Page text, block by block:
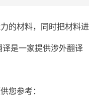
的材料，同时把材料进
是一家提供涉外翻译
您参考：